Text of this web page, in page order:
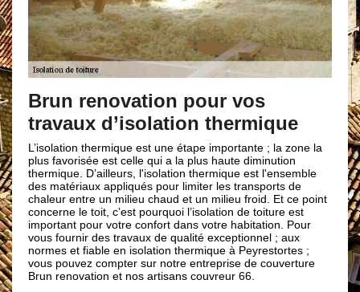
pour vos
d’isolation thermique
thermique est une étape importante ; la zone la
est celle qui a la plus haute diminution
D’ailleurs, l'isolation thermique est l'ensemble
appliqués pour limiter les transports de
un milieu chaud et un milieu froid. Et ce point
toit, c’est pourquoi l’isolation de toiture est
votre confort dans votre habitation. Pour
des travaux de qualité exceptionnel ; aux
fiable en isolation thermique à Peyrestortes ;
compter sur notre entreprise de couverture
et nos artisans couvreur 66.
Couvreur
toiture
Notre entreprise de
plusieurs années
d’isolation toiture
Nous avons les
nécessaires dans le
sommes en mesure
besoins en travaux
faire et différentes
dans les règles de
nous vous assurons
pour des services
; pensez à